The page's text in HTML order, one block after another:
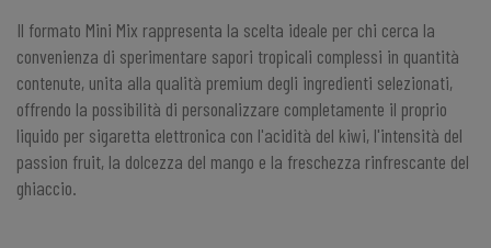
Il formato Mini Mix rappresenta la scelta ideale per chi cerca la
convenienza di sperimentare sapori tropicali complessi in quantità
contenute, unita alla qualità premium degli ingredienti selezionati,
offrendo la possibilità di personalizzare completamente il proprio
liquido per sigaretta elettronica con l'acidità del kiwi, l'intensità del
passion fruit, la dolcezza del mango e la freschezza rinfrescante del
ghiaccio.